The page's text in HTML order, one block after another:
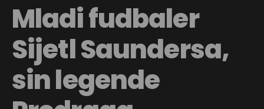
Mladi fudbaler
Sijetl Saundersa,
sin legende